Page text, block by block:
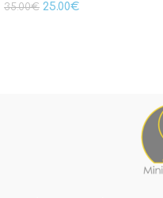
35.00€ 25.00€